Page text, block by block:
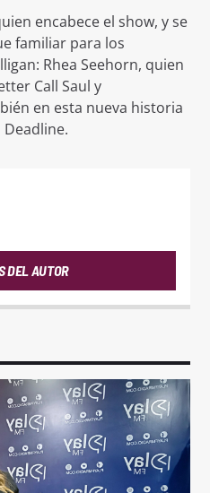
encabece el show, y se
familiar para los
Rhea Seehorn, quien
Call Saul y
en esta nueva historia
DEL AUTOR